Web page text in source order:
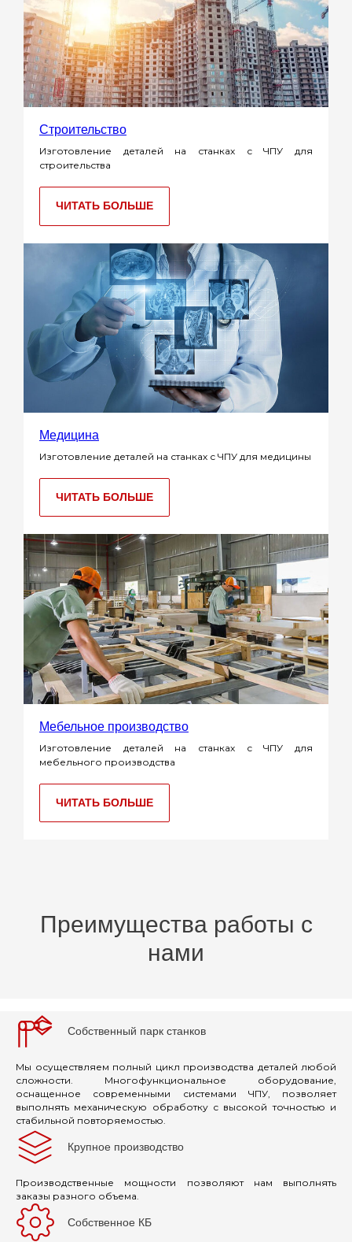
Строительство
Изготовление деталей на станках с ЧПУ для
строительства
ЧИТАТЬ БОЛЬШЕ
Медицина
Изготовление деталей на станках с ЧПУ для медицины
ЧИТАТЬ БОЛЬШЕ
Мебельное производство
Изготовление деталей на станках с ЧПУ для
мебельного производства
ЧИТАТЬ БОЛЬШЕ
Преимущества работы с
нами
Собственный парк станков
Мы осуществляем полный цикл производства деталей любой
сложности. Многофункциональное оборудование,
оснащенное современными системами ЧПУ, позволяет
выполнять механическую обработку с высокой точностью и
стабильной повторяемостью.
Крупное производство
Производственные мощности позволяют нам выполнять
заказы разного объема.
Собственное КБ